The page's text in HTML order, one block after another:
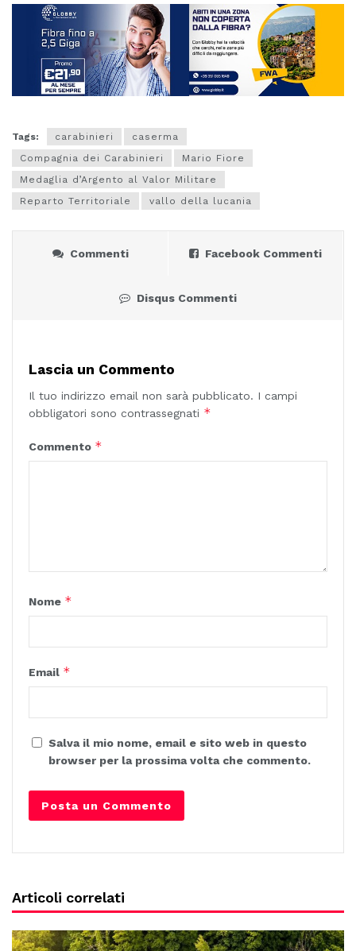
Tags: carabinieri
caserma
Compagnia dei Carabinieri
Mario Fiore
Medaglia d’Argento al Valor Militare
Reparto Territoriale
vallo della lucania
Commenti Facebook Commenti
Disqus Commenti
Lascia un Commento
Il tuo indirizzo email non sarà pubblicato. I campi
obbligatori sono contrassegnati *
Commento *
Nome *
Email *
Salva il mio nome, email e sito web in questo
browser per la prossima volta che commento.
Articoli correlati